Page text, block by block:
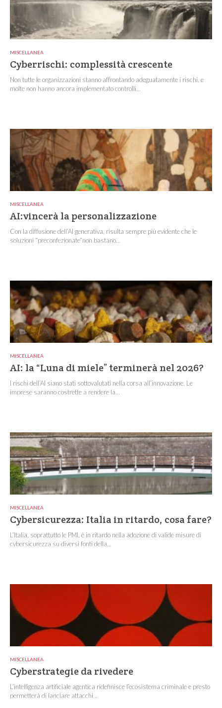
MISCELLANEA
Cyberrischi: complessità crescente
Non tutte le organizzazioni stanno affrontando adeguatamente i rischi, e
molte non hanno ancora implementato controlli...
MISCELLANEA
AI:vincerà la personalizzazione
Con la diffusione dell’AI generativa, risulta sempre più evidente che le
soluzioni “preconfezionate”non bastano...
MISCELLANEA
AI: la “Luna di miele” terminerà nel 2026?
I rischi dell’AI siano stati sottovalutati nella corsa all’innovazione. Le
imprese saranno costrette a rendere la...
MISCELLANEA
Cybersicurezza: Italia in ritardo, cosa fare?
L’Italia, soprattutto le PMI, è in ritardo nella adozione di valide misure di
cybersicurezza su diversi fonti della...
MISCELLANEA
Cyberstrategie da rivedere
L’intelligenza artificiale agentica ridefinisce l’ecosistema criminale e presto
permetterà di lanciare attacchi...